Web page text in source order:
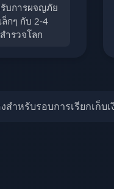
บการผจญภัย
กๆ กับ 2-4
ำรวจโลก
สำหรับรอบการเรียกเก็